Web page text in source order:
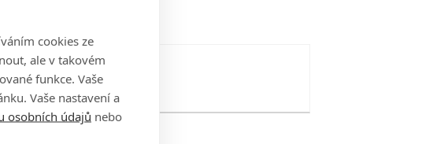
0
cookies ze
ale v takovém
funkce. Vaše
Vaše nastavení a
osobních údajů nebo